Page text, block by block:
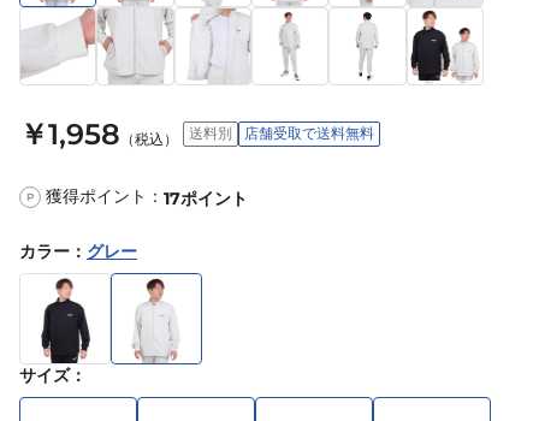
￥1,958 （税込） 送料別 店舗受取で送料無料
P 獲得ポイント： 17ポイント
カラー ： グレー
サイズ：